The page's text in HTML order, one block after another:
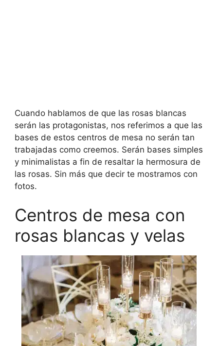
Cuando hablamos de que las rosas blancas
serán las protagonistas, nos referimos a que las
bases de estos centros de mesa no serán tan
trabajadas como creemos. Serán bases simples
y minimalistas a fin de resaltar la hermosura de
las rosas. Sin más que decir te mostramos con
fotos.
Centros de mesa con
rosas blancas y velas